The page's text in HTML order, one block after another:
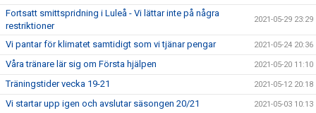
Fortsatt smittspridning i Luleå - Vi lättar inte på några
restriktioner
2021-05-29 23:29
Vi pantar för klimatet samtidigt som vi tjänar pengar 2021-05-24 20:36
Våra tränare lär sig om Första hjälpen 2021-05-20 11:10
Träningstider vecka 19-21 2021-05-12 20:18
Vi startar upp igen och avslutar säsongen 20/21 2021-05-03 10:13